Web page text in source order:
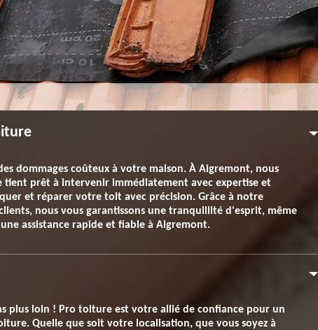
dommages coûteux à votre maison. À Aigremont, nous
prêt à intervenir immédiatement avec expertise et
et réparer votre toit avec précision. Grâce à notre
nous vous garantissons une tranquillité d'esprit, même
assistance rapide et fiable à Aigremont.
plus loin ! Pro toiture est votre allié de confiance pour un
Quelle que soit votre localisation, que vous soyez à